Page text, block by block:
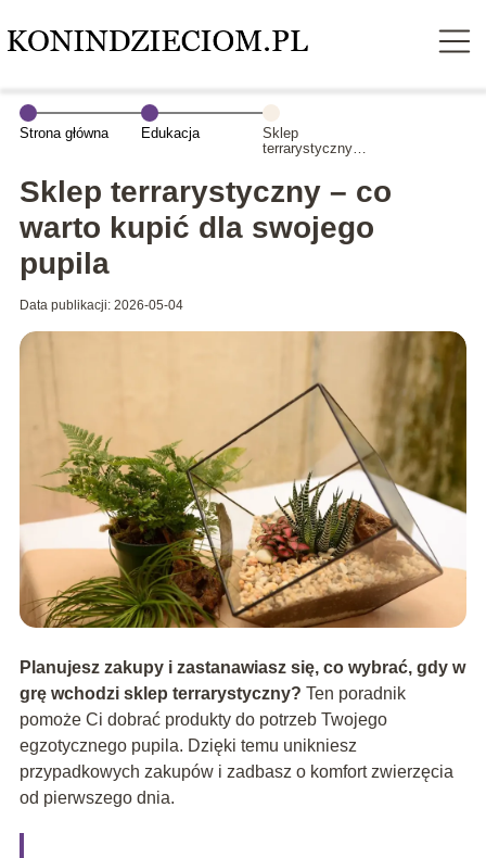
Strona główna Edukacja
Sklep
terrarystyczny –
pupila
Sklep terrarystyczny – co
warto kupić dla swojego
pupila
Data publikacji: 2026-05-04
Planujesz zakupy i zastanawiasz się, co wybrać, gdy w
grę wchodzi sklep terrarystyczny? Ten poradnik
pomoże Ci dobrać produkty do potrzeb Twojego
egzotycznego pupila. Dzięki temu unikniesz
przypadkowych zakupów i zadbasz o komfort zwierzęcia
od pierwszego dnia.